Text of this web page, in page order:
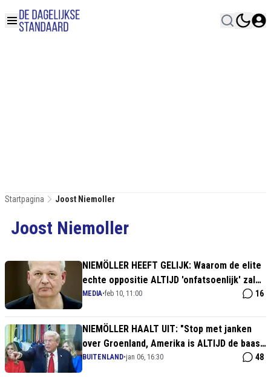
Startpagina Joost Niemoller
Joost Niemoller
NIEMÖLLER HEEFT GELIJK: Waarom de elite
echte oppositie ALTIJD 'onfatsoenlijk' zal
noemen!
MEDIA•feb 10, 11:00 16
NIEMÖLLER HAALT UIT: "Stop met janken
over Groenland, Amerika is ALTIJD de baas
geweest!"
BUITENLAND•jan 06, 16:30 48